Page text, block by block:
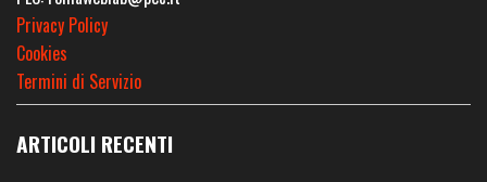
Privacy Policy
Cookies
Termini di Servizio
ARTICOLI RECENTI